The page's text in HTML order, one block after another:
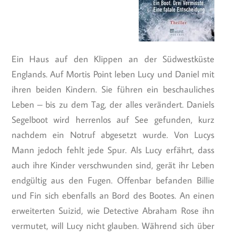
Ein Haus auf den Klippen an der Südwestküste
Englands. Auf Mortis Point leben Lucy und Daniel mit
ihren beiden Kindern. Sie führen ein beschauliches
Leben – bis zu dem Tag, der alles verändert. Daniels
Segelboot wird herrenlos auf See gefunden, kurz
nachdem ein Notruf abgesetzt wurde. Von Lucys
Mann jedoch fehlt jede Spur. Als Lucy erfährt, dass
auch ihre Kinder verschwunden sind, gerät ihr Leben
endgültig aus den Fugen. Offenbar befanden Billie
und Fin sich ebenfalls an Bord des Bootes. An einen
erweiterten Suizid, wie Detective Abraham Rose ihn
vermutet, will Lucy nicht glauben. Während sich über